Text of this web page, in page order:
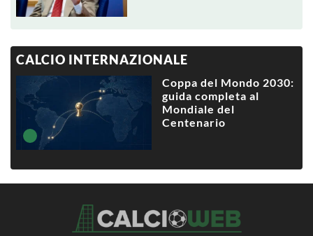
CALCIO INTERNAZIONALE
Coppa del Mondo 2030:
guida completa al
Mondiale del
Centenario